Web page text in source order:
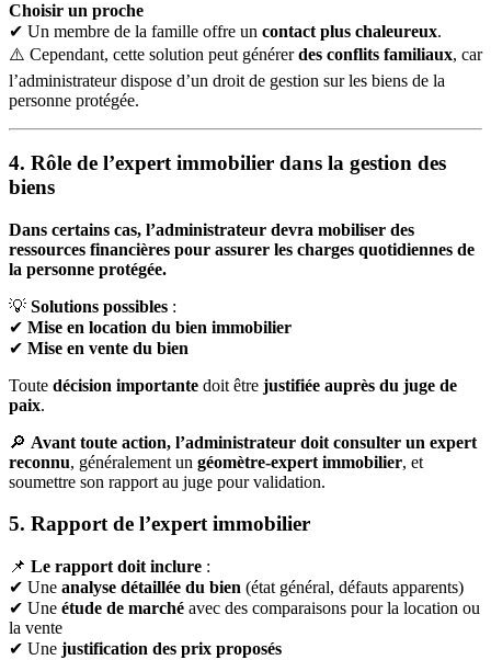
Choisir un proche
✔ Un membre de la famille offre un contact plus chaleureux.
⚠️ Cependant, cette solution peut générerdes conflits familiaux, car
l’administrateur dispose d’un droit de gestion sur les biens de la
personne protégée.
4. Rôle de l’expert immobilier dans la gestion des
biens
Dans certains cas, l’administrateur devra mobiliser des
ressources financières pour assurer les charges quotidiennes de
la personne protégée.
💡 Solutions possibles :
✔ Mise en location du bien immobilier
✔ Mise en vente du bien
Toute décision importante doit être justifiée auprès du juge de
paix.
🔎 Avant toute action, l’administrateur doit consulter un expert
reconnu, généralement un géomètre-expert immobilier, et
soumettre son rapport au juge pour validation.
5. Rapport de l’expert immobilier
📌 Le rapport doit inclure :
✔ Une analyse détaillée du bien (état général, défauts apparents)
✔ Une étude de marché avec des comparaisons pour la location ou
la vente
✔ Une justification des prix proposés